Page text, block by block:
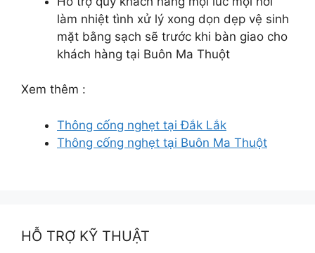
làm nhiệt tình xử lý xong dọn dẹp vệ sinh
mặt bằng sạch sẽ trước khi bàn giao cho
khách hàng tại Buôn Ma Thuột
Xem thêm :
Thông cống nghẹt tại Đắk Lắk
Thông cống nghẹt tại Buôn Ma Thuột
HỖ TRỢ KỸ THUẬT